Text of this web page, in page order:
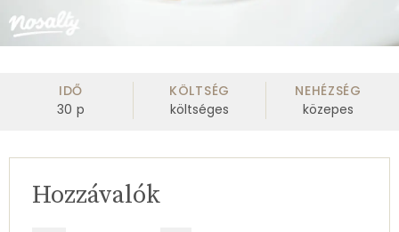
IDŐ
30 p
KÖLTSÉG
költséges
NEHÉZSÉG
közepes
Hozzávalók